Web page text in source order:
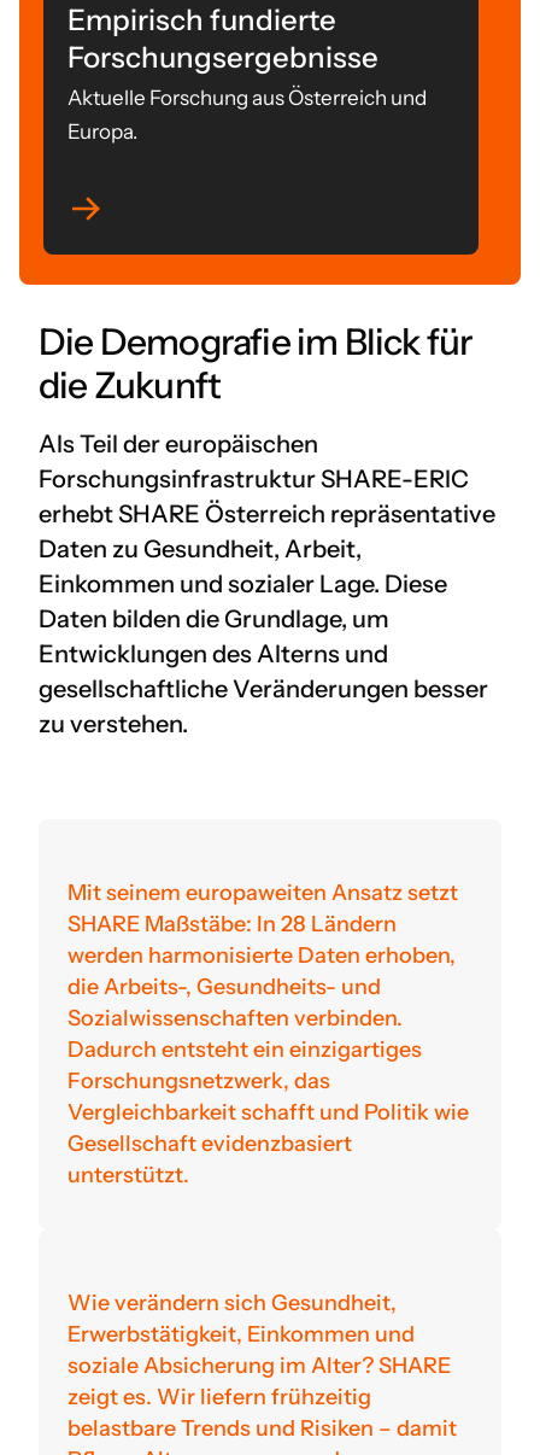
Empirisch fundierte
Forschungsergebnisse
Aktuelle Forschung aus Österreich und
Europa.
Die Demografie im Blick für
die Zukunft
Als Teil der europäischen
Forschungsinfrastruktur SHARE-ERIC
erhebt SHARE Österreich repräsentative
Daten zu Gesundheit, Arbeit,
Einkommen und sozialer Lage. Diese
Daten bilden die Grundlage, um
Entwicklungen des Alterns und
gesellschaftliche Veränderungen besser
zu verstehen.
Mit seinem europaweiten Ansatz setzt
SHARE Maßstäbe: In 28 Ländern
werden harmonisierte Daten erhoben,
die Arbeits-, Gesundheits- und
Sozialwissenschaften verbinden.
Dadurch entsteht ein einzigartiges
Forschungsnetzwerk, das
Vergleichbarkeit schafft und Politik wie
Gesellschaft evidenzbasiert
unterstützt.
Wie verändern sich Gesundheit,
Erwerbstätigkeit, Einkommen und
soziale Absicherung im Alter? SHARE
zeigt es. Wir liefern frühzeitig
belastbare Trends und Risiken – damit